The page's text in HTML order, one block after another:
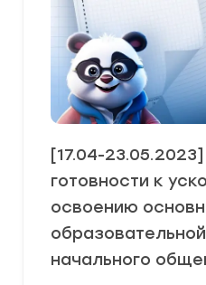
[17.04-
готовности к
освоению
начального